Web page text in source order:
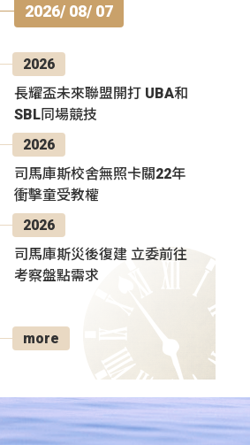
2026/ 08/ 07
2026
長耀盃未來聯盟開打 UBA和
SBL同場競技
2026
司馬庫斯校舍無照卡關22年
衝擊童受教權
2026
司馬庫斯災後復建 立委前往
考察盤點需求
more